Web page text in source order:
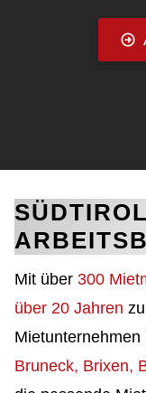
Mit über 300
über 20 Jahren
Bruneck, Brixen,